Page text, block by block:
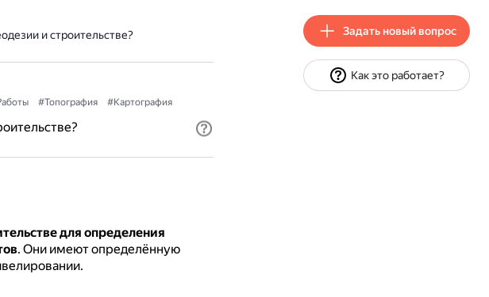
и строительстве?
#Топография #Картография
для определения
. Они имеют определённую
Задать новый вопрос
Как это работает?